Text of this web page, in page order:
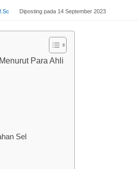
Diposting pada 14 September 2023
Para Ahli
Sel